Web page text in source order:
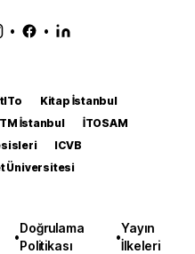
• •
Kitap İstanbul
İstanbul
İTOSAM
ICVB
Üniversitesi
•
Doğrulama
Politikası
•
Yayın
İlkeleri